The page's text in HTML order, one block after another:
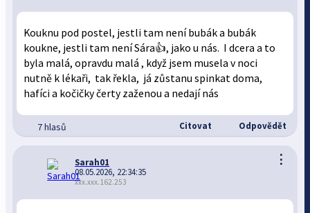
Kouknu pod postel, jestli tam není bubák a bubák
koukne, jestli tam není Sára👍, jako u nás. I dcera a to
byla malá, opravdu malá , když jsem musela v noci
nutně k lékaři, tak řekla, já zůstanu spinkat doma,
hafíci a kočičky čerty zaženou a nedají nás
7 hlasů Citovat Odpovědět
⋮
Sarah01
08.05.2026, 22:34:35
xxx.xxx.162.253